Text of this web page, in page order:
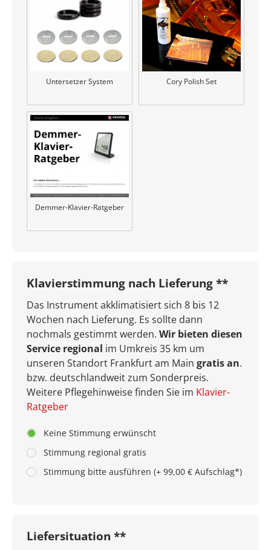
Untersetzer System Cory Polish Set
Demmer-Klavier-Ratgeber
Klavierstimmung nach Lieferung **
Das Instrument akklimatisiert sich 8 bis 12
Wochen nach Lieferung. Es sollte dann
nochmals gestimmt werden. Wir bieten diesen
Service regional im Umkreis 35 km um
unseren Standort Frankfurt am Main gratis an.
bzw. deutschlandweit zum Sonderpreis.
Weitere Pflegehinweise finden Sie im Klavier-
Ratgeber
Keine Stimmung erwünscht
Stimmung regional gratis
Stimmung bitte ausführen (+ 99,00 € Aufschlag*)
Liefersituation **